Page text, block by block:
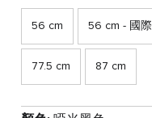
56 cm 56 cm - 國際
77.5 cm 87 cm